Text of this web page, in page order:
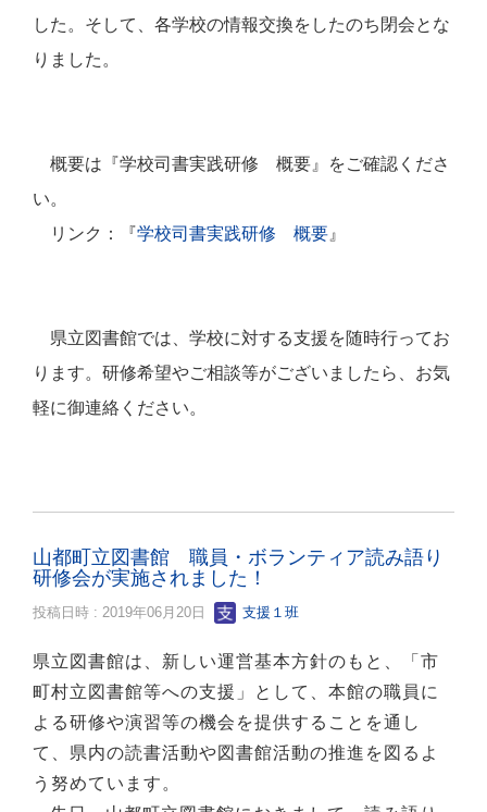
した。そして、各学校の情報交換をしたのち閉会とな
りました。
概要は『学校司書実践研修 概要』をご確認くださ
い。
リンク：『学校司書実践研修 概要 』
県立図書館では、学校に対する支援を随時行ってお
ります。研修希望やご相談等がございましたら、お気
軽に御連絡ください。
山都町立図書館 職員・ボランティア読み語り
研修会が実施されました！
投稿日時 : 2019年06月20日 支援１班
県立図書館は、新しい運営基本方針のもと、「市
町村立図書館等への支援」として、本館の職員に
よる研修や演習等の機会を提供することを通し
て、県内の読書活動や図書館活動の推進を図るよ
う努めています。